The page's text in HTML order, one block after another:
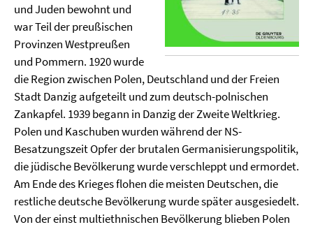
und Juden bewohnt und
war Teil der preußischen
Provinzen Westpreußen
und Pommern. 1920 wurde
die Region zwischen Polen, Deutschland und der Freien
Stadt Danzig aufgeteilt und zum deutsch-polnischen
Zankapfel. 1939 begann in Danzig der Zweite Weltkrieg.
Polen und Kaschuben wurden während der NS-
Besatzungszeit Opfer der brutalen Germanisierungspolitik,
die jüdische Bevölkerung wurde verschleppt und ermordet.
Am Ende des Krieges flohen die meisten Deutschen, die
restliche deutsche Bevölkerung wurde später ausgesiedelt.
Von der einst multiethnischen Bevölkerung blieben Polen